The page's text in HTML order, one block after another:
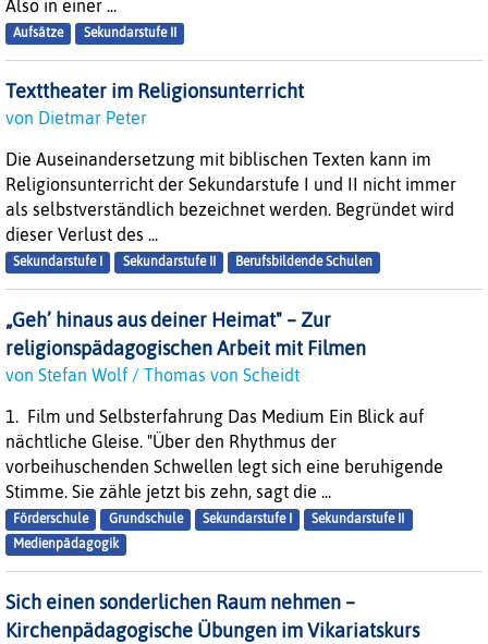
Also in einer ...
Aufsätze Sekundarstufe II
Texttheater im Religionsunterricht
von Dietmar Peter
Die Auseinandersetzung mit biblischen Texten kann im
Religionsunterricht der Sekundarstufe I und II nicht immer
als selbstverständlich bezeichnet werden. Begründet wird
dieser Verlust des ...
Sekundarstufe I Sekundarstufe II Berufsbildende Schulen
„Geh’ hinaus aus deiner Heimat" – Zur
religionspädagogischen Arbeit mit Filmen
von Stefan Wolf / Thomas von Scheidt
1. Film und Selbsterfahrung Das Medium Ein Blick auf
nächtliche Gleise. "Über den Rhythmus der
vorbeihuschenden Schwellen legt sich eine beruhigende
Stimme. Sie zähle jetzt bis zehn, sagt die ...
Förderschule Grundschule Sekundarstufe I
Sekundarstufe II
Medienpädagogik
Sich einen sonderlichen Raum nehmen –
Kirchenpädagogische Übungen im Vikariatskurs